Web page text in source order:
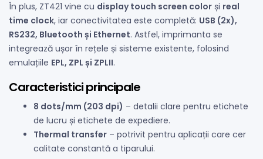
În plus, ZT421 vine cu display touch screen color și real
time clock, iar conectivitatea este completă: USB (2x),
RS232, Bluetooth și Ethernet. Astfel, imprimanta se
integrează ușor în rețele și sisteme existente, folosind
emulațiile EPL, ZPL și ZPLII.
Caracteristici principale
8 dots/mm (203 dpi) – detalii clare pentru etichete
de lucru și etichete de expediere.
Thermal transfer – potrivit pentru aplicații care cer
calitate constantă a tiparului.